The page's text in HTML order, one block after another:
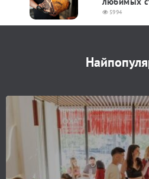
5994